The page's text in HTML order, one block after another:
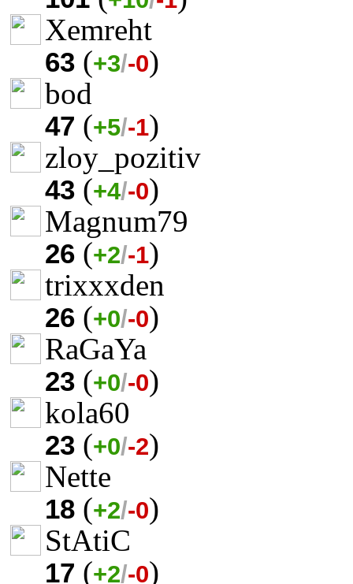
Xemreht
63 (+3/-0)
bod
47 (+5/-1)
zloy_pozitiv
43 (+4/-0)
Magnum79
26 (+2/-1)
trixxxden
26 (+0/-0)
RaGaYa
23 (+0/-0)
kola60
23 (+0/-2)
Nette
18 (+2/-0)
StAtiC
17 (+2/-0)